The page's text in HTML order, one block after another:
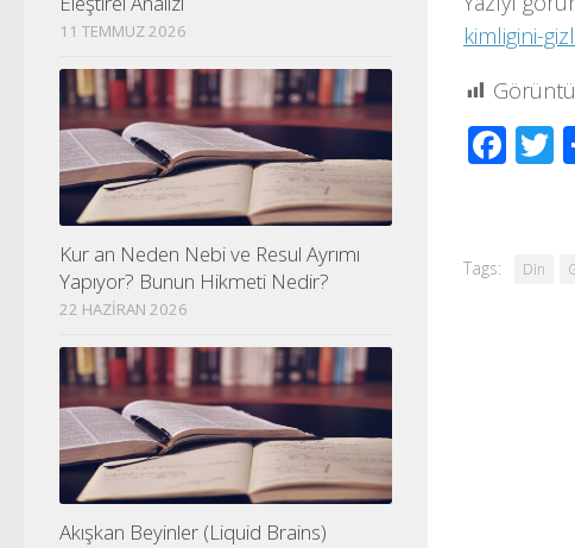
kimligini-
Tags: Din
11 TEMMUZ 2026
Kur an Neden Nebi ve Resul Ayrımı
Yapıyor? Bunun Hikmeti Nedir?
22 HAZIRAN 2026
Akışkan Beyinler (Liquid Brains)